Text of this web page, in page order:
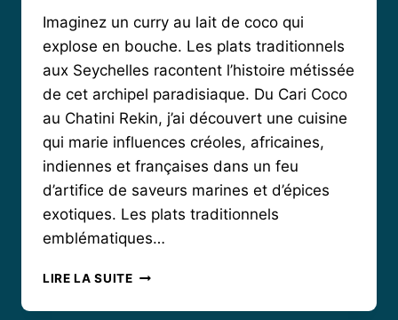
Imaginez un curry au lait de coco qui
explose en bouche. Les plats traditionnels
aux Seychelles racontent l’histoire métissée
de cet archipel paradisiaque. Du Cari Coco
au Chatini Rekin, j’ai découvert une cuisine
qui marie influences créoles, africaines,
indiennes et françaises dans un feu
d’artifice de saveurs marines et d’épices
exotiques. Les plats traditionnels
emblématiques…
LIRE LA SUITEVOYAGE
AUTOUR